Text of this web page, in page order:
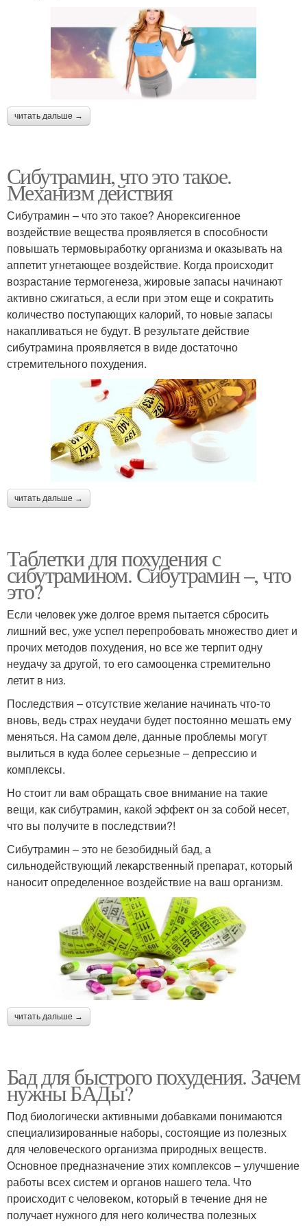
читать дальше →
Сибутрамин, что это такое.
Механизм действия
Сибутрамин – что это такое? Анорексигенное
воздействие вещества проявляется в способности
повышать термовыработку организма и оказывать на
аппетит угнетающее воздействие. Когда происходит
возрастание термогенеза, жировые запасы начинают
активно сжигаться, а если при этом еще и сократить
количество поступающих калорий, то новые запасы
накапливаться не будут. В результате действие
сибутрамина проявляется в виде достаточно
стремительного похудения.
читать дальше →
Таблетки для похудения с
сибутрамином. Сибутрамин –, что
это?
Если человек уже долгое время пытается сбросить
лишний вес, уже успел перепробовать множество диет и
прочих методов похудения, но все же терпит одну
неудачу за другой, то его самооценка стремительно
летит в низ.
Последствия – отсутствие желание начинать что-то
вновь, ведь страх неудачи будет постоянно мешать ему
меняться. На самом деле, данные проблемы могут
вылиться в куда более серьезные – депрессию и
комплексы.
Но стоит ли вам обращать свое внимание на такие
вещи, как сибутрамин, какой эффект он за собой несет,
что вы получите в последствии?!
Сибутрамин – это не безобидный бад, а
сильнодействующий лекарственный препарат, который
наносит определенное воздействие на ваш организм.
читать дальше →
Бад для быстрого похудения. Зачем
нужны БАДы?
Под биологически активными добавками понимаются
специализированные наборы, состоящие из полезных
для человеческого организма природных веществ.
Основное предназначение этих комплексов – улучшение
работы всех систем и органов нашего тела. Что
происходит с человеком, который в течение дня не
получает нужного для него количества полезных